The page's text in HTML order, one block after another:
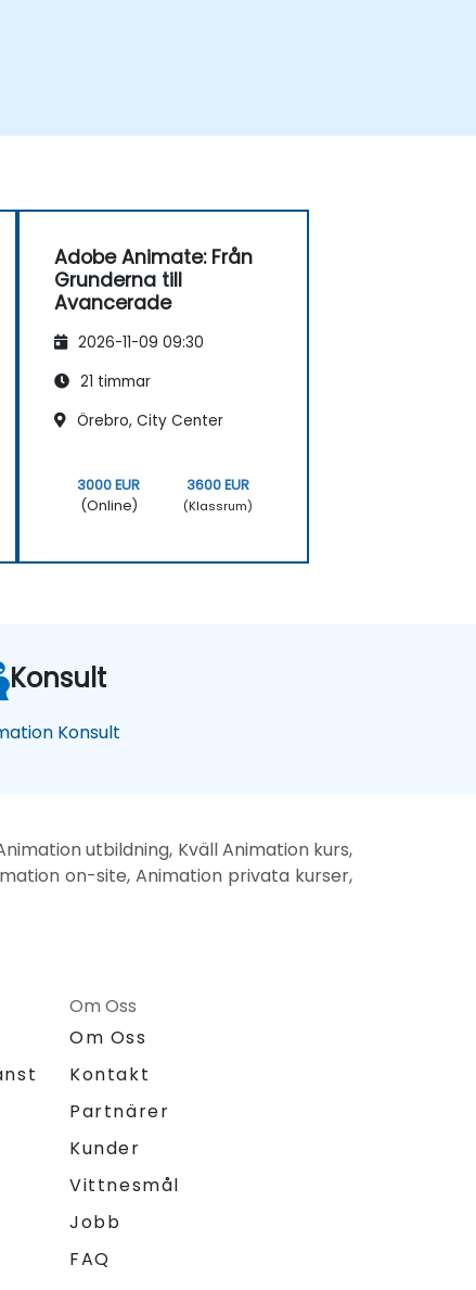
Adobe Animate: Från
Grunderna till
Avancerade
2026-11-09 09:30
21 timmar
Örebro, City Center
3000 EUR
(Online)
3600 EUR
(Klassrum)
Konsult
Konsult
utbildning, Kväll Animation kurs,
on-site, Animation privata kurser,
Om Oss
Om Oss
Kontakt
Partnärer
Kunder
Vittnesmål
Jobb
FAQ